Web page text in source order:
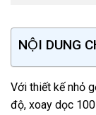
NỘI DUNG
Với thiết kế nhỏ
độ, xoay dọc